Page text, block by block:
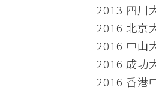
2013 四川
2016 北京
2016 中山
2016 成功
2016 香港